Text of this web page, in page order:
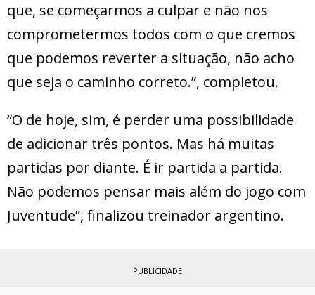
que, se começarmos a culpar e não nos
comprometermos todos com o que cremos
que podemos reverter a situação, não acho
que seja o caminho correto.”, completou.
“O de hoje, sim, é perder uma possibilidade
de adicionar três pontos. Mas há muitas
partidas por diante. É ir partida a partida.
Não podemos pensar mais além do jogo com
Juventude”, finalizou treinador argentino.
PUBLICIDADE